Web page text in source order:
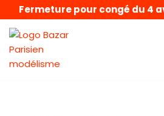
Aller
au
contenu
Fermeture pour congé du 4